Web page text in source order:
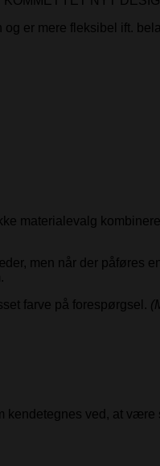
er mere fleksibel ift.
materialevalg
men når der påføres
farve på forespørgsel.
kendetegnes ved, at